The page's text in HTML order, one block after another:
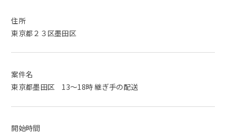
住所
東京都２３区墨田区
案件名
東京都墨田区 13～18時 継ぎ手の配送
開始時間